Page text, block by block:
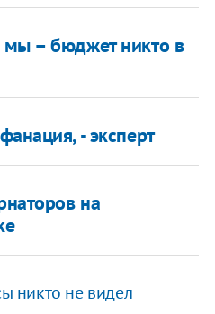
– бюджет никто в
- эксперт
на
никто не видел